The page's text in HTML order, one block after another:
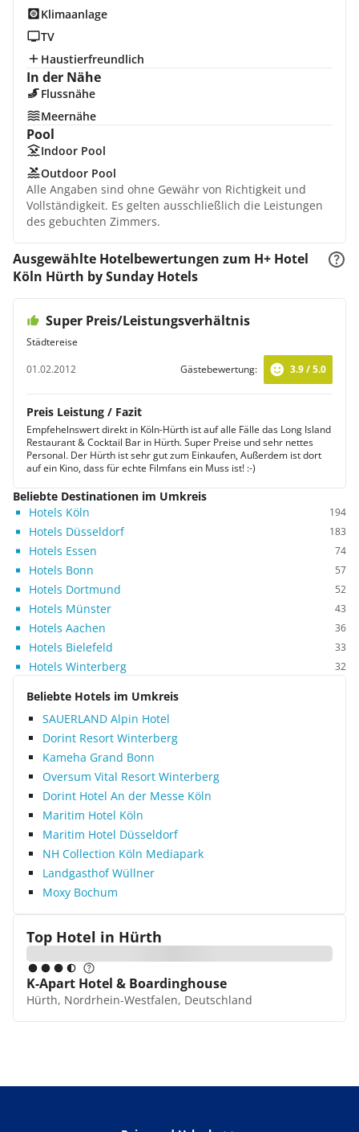
Klimaanlage
TV
Haustierfreundlich
In der Nähe
Flussnähe
Meernähe
Pool
Indoor Pool
Outdoor Pool
Alle Angaben sind ohne Gewähr von Richtigkeit und
Vollständigkeit. Es gelten ausschließlich die Leistungen
des gebuchten Zimmers.
Ausgewählte Hotelbewertungen zum H+ Hotel
Köln Hürth by Sunday Hotels
Super Preis/Leistungsverhältnis
Städtereise
01.02.2012
Gästebewertung: 3.9 / 5.0
Preis Leistung / Fazit
Empfehelnswert direkt in Köln-Hürth ist auf alle Fälle das Long Island
Restaurant & Cocktail Bar in Hürth. Super Preise und sehr nettes
Personal. Der Hürth ist sehr gut zum Einkaufen, Außerdem ist dort
auf ein Kino, dass für echte Filmfans ein Muss ist! :-)
Beliebte Destinationen im Umkreis
Hotels Köln
194
Hotels Düsseldorf 183
Hotels Essen 74
Hotels Bonn 57
Hotels Dortmund 52
Hotels Münster 43
Hotels Aachen 36
Hotels Bielefeld 33
Hotels Winterberg 32
Beliebte Hotels im Umkreis
SAUERLAND Alpin Hotel
Dorint Resort Winterberg
Kameha Grand Bonn
Oversum Vital Resort Winterberg
Dorint Hotel An der Messe Köln
Maritim Hotel Köln
Maritim Hotel Düsseldorf
NH Collection Köln Mediapark
Landgasthof Wüllner
Moxy Bochum
Top Hotel in Hürth
K-Apart Hotel & Boardinghouse
Hürth, Nordrhein-Westfalen, Deutschland